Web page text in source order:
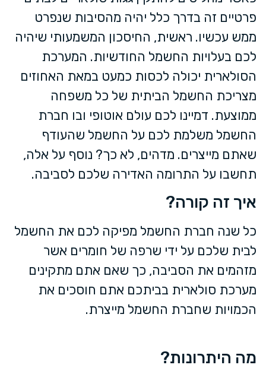
פרטיים זה בדרך כלל יהיה מהסיבות שנפרט
ממש עכשיו. ראשית, החיסכון המשמעותי שיהיה
לכם בעלויות החשמל החודשיות. המערכת
הסולארית יכולה לכסות כמעט במאת האחוזים
מצריכת החשמל הביתית של כל משפחה
ממוצעת. דמיינו לכם עולם אוטופי ובו חברת
החשמל משלמת לכם על החשמל שהעודף
שאתם מייצרים. מדהים, לא כך? נוסף על אלה,
תחשבו על התרומה האדירה שלכם לסביבה.
איך זה קורה?
כל שנה חברת החשמל מפיקה לכם את החשמל
לבית שלכם על ידי שרפה של חומרים אשר
מזהמים את הסביבה, כך שאם אתם מתקינים
מערכת סולארית בביתכם אתם חוסכים את
הכמויות שחברת החשמל מייצרת.
מה היתרונות?